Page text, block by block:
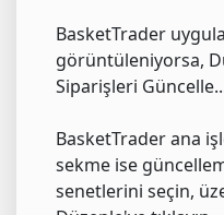
BasketTrader
görüntüleniyorsa,
Siparişleri
BasketTrader ana
sekme ise
senetlerini seçin,